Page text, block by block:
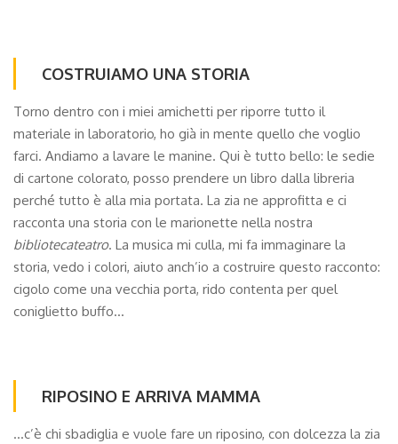
COSTRUIAMO UNA STORIA
Torno dentro con i miei amichetti per riporre tutto il
materiale in laboratorio, ho già in mente quello che voglio
farci. Andiamo a lavare le manine. Qui è tutto bello: le sedie
di cartone colorato, posso prendere un libro dalla libreria
perché tutto è alla mia portata. La zia ne approfitta e ci
racconta una storia con le marionette nella nostra
bibliotecateatro. La musica mi culla, mi fa immaginare la
storia, vedo i colori, aiuto anch’io a costruire questo racconto:
cigolo come una vecchia porta, rido contenta per quel
coniglietto buffo…
RIPOSINO E ARRIVA MAMMA
…c’è chi sbadiglia e vuole fare un riposino, con dolcezza la zia